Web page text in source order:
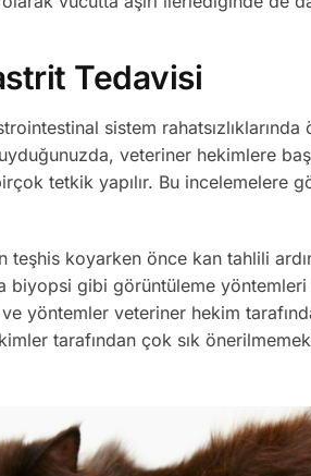
Tedavisi
sistem
veteriner hekimlere
tetkik yapılır. Bu incelemelere
teşhis koyarken önce kan tahlili
gibi görüntüleme yöntemleri
ve yöntemler veteriner hekim
tarafından çok sık